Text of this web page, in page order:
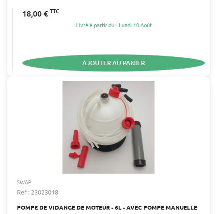
18,00 € TTC
Livré à partir du : Lundi 10 Août
AJOUTER AU PANIER
SWAP
Ref : 23023018
POMPE DE VIDANGE DE MOTEUR - 6L - AVEC POMPE MANUELLE